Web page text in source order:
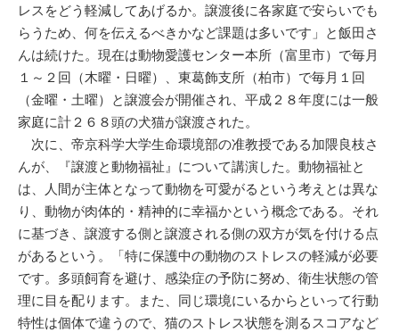
レスをどう軽減してあげるか。譲渡後に各家庭で安らいでも
らうため、何を伝えるべきかなど課題は多いです」と飯田さ
んは続けた。現在は動物愛護センター本所（富里市）で毎月
１～２回（木曜・日曜）、東葛飾支所（柏市）で毎月１回
（金曜・土曜）と譲渡会が開催され、平成２８年度には一般
家庭に計２６８頭の犬猫が譲渡された。
次に、帝京科学大学生命環境部の准教授である加隈良枝さ
んが、『譲渡と動物福祉』について講演した。動物福祉と
は、人間が主体となって動物を可愛がるという考えとは異な
り、動物が肉体的・精神的に幸福かという概念である。それ
に基づき、譲渡する側と譲渡される側の双方が気を付ける点
があるという。「特に保護中の動物のストレスの軽減が必要
です。多頭飼育を避け、感染症の予防に努め、衛生状態の管
理に目を配ります。また、同じ環境にいるからといって行動
特性は個体で違うので、猫のストレス状態を測るスコアなど